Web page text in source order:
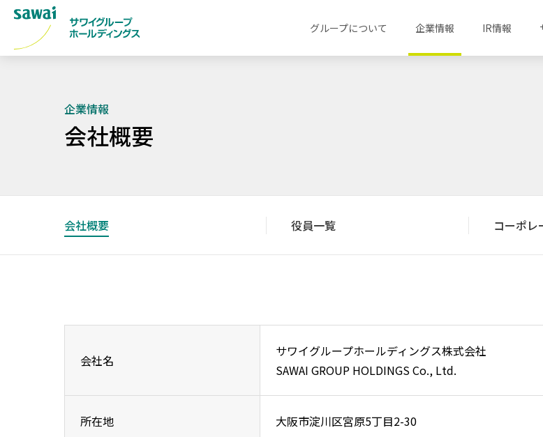
グループについて 企業情報 IR情報
企業情報
会社概要
会社概要 役員一覧 コーポレ
会社名
サワイグループホールディングス株式会社
SAWAI GROUP HOLDINGS Co., Ltd.
所在地 大阪市淀川区宮原5丁目2-30